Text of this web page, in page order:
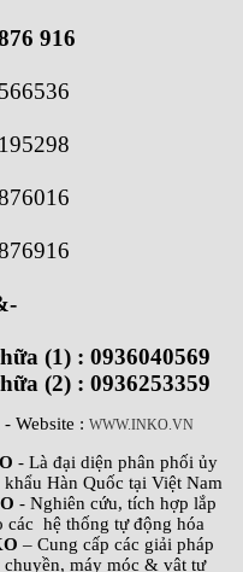
916
(1) : 0936040569
(2) : 0936253359
Website : WWW.INKO.VN
- Là đại diện phân phối ủy
Hàn Quốc tại Việt Nam
- Nghiên cứu, tích hợp lắp
các hệ thống tự động hóa
– Cung cấp các giải pháp
máy móc & vật tư